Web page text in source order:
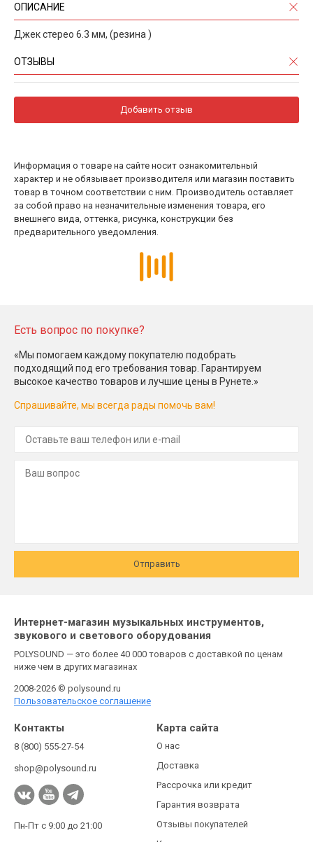
ОПИСАНИЕ
Джек стерео 6.3 мм, (резина )
ОТЗЫВЫ
Добавить отзыв
Информация о товаре на сайте носит ознакомительный
характер и не обязывает производителя или магазин поставить
товар в точном соответствии с ним. Производитель оставляет
за собой право на незначительные изменения товара, его
внешнего вида, оттенка, рисунка, конструкции без
предварительного уведомления.
Есть вопрос по покупке?
«Мы помогаем каждому покупателю подобрать
подходящий под его требования товар. Гарантируем
высокое качество товаров и лучшие цены в Рунете.»
Спрашивайте, мы всегда рады помочь вам!
Отправить
Интернет-магазин музыкальных инструментов,
звукового и светового оборудования
POLYSOUND — это более 40 000 товаров с доставкой по ценам
ниже чем в других магазинах
2008-2026 © polysound.ru
Пользовательское соглашение
Контакты
8 (800) 555-27-54
shop@polysound.ru
Пн-Пт с 9:00 до 21:00
Карта сайта
О нас
Доставка
Рассрочка или кредит
Гарантия возврата
Отзывы покупателей